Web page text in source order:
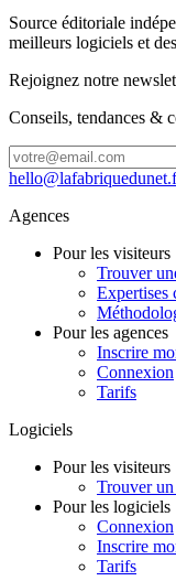
Source éditoriale
meilleurs logiciels et
Rejoignez notre
Conseils, tendances &
Agences
Pour les visiteurs
Trouver
Expertises
Pour les agences
Inscrire
Connexion
Tarifs
Logiciels
Pour les visiteurs
Trouver
Pour les logiciels
Connexion
Inscrire
Tarifs